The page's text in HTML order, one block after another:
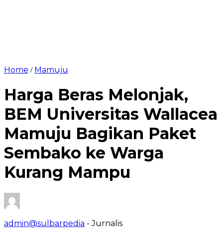
Home / Mamuju
Harga Beras Melonjak,
BEM Universitas Wallacea
Mamuju Bagikan Paket
Sembako ke Warga
Kurang Mampu
admin@sulbarpedia - Jurnalis